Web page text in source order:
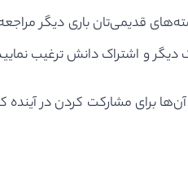
قدیمی‌تان باری دیگر
و اشتراک دانش ترغیب
برای مشارکت کردن در آینده